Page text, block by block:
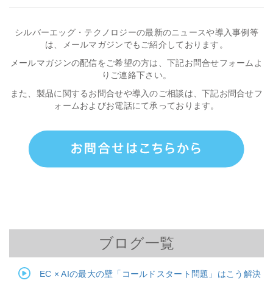
シルバーエッグ・テクノロジーの最新のニュースや導入事例等
は、メールマガジンでもご紹介しております。
メールマガジンの配信をご希望の方は、下記お問合せフォームよ
りご連絡下さい。
また、製品に関するお問合せや導入のご相談は、下記お問合せフ
ォームおよびお電話にて承っております。
ブログ一覧
EC × AIの最大の壁「コールドスタート問題」はこう解決